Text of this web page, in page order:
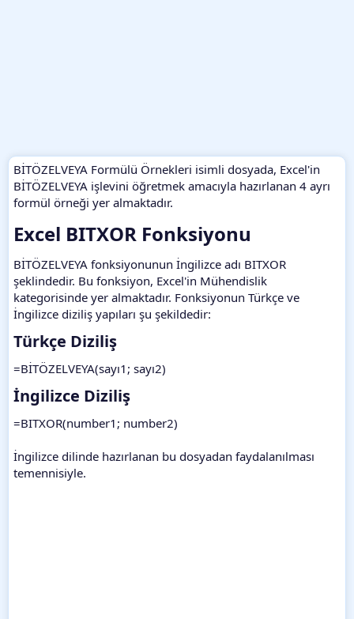
BİTÖZELVEYA Formülü Örnekleri isimli dosyada, Excel'in
BİTÖZELVEYA işlevini öğretmek amacıyla hazırlanan 4 ayrı
formül örneği yer almaktadır.
Excel BITXOR Fonksiyonu​
BİTÖZELVEYA fonksiyonunun İngilizce adı BITXOR
şeklindedir. Bu fonksiyon, Excel'in Mühendislik
kategorisinde yer almaktadır. Fonksiyonun Türkçe ve
İngilizce diziliş yapıları şu şekildedir:
Türkçe Diziliş​
=BİTÖZELVEYA(sayı1; sayı2)
İngilizce Diziliş​
=BITXOR(number1; number2)
İngilizce dilinde hazırlanan bu dosyadan faydalanılması
temennisiyle.